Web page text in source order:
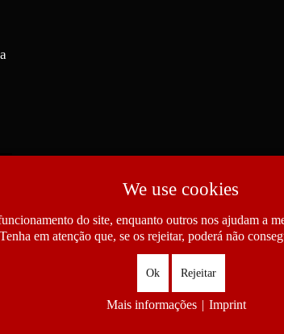
Comunidades Portuguesas. All Rights
We use cookies
do site, enquanto outros nos ajudam a
em atenção que, se os rejeitar, poderá não
Ok Rejeitar
Mais informações | Imprint